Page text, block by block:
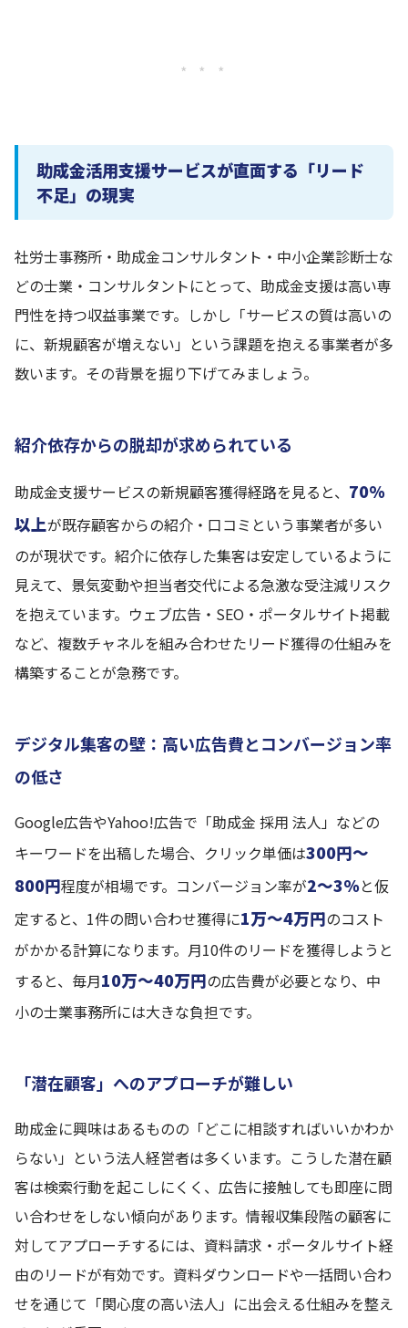
* * *
助成金活用支援サービスが直面する「リード
不足」の現実
社労士事務所・助成金コンサルタント・中小企業診断士な
どの士業・コンサルタントにとって、助成金支援は高い専
門性を持つ収益事業です。しかし「サービスの質は高いの
に、新規顧客が増えない」という課題を抱える事業者が多
数います。その背景を掘り下げてみましょう。
紹介依存からの脱却が求められている
助成金支援サービスの新規顧客獲得経路を見ると、 70%
以上が既存顧客からの紹介・口コミという事業者が多い
のが現状です。紹介に依存した集客は安定しているように
見えて、景気変動や担当者交代による急激な受注減リスク
を抱えています。ウェブ広告・SEO・ポータルサイト掲載
など、複数チャネルを組み合わせたリード獲得の仕組みを
構築することが急務です。
デジタル集客の壁：高い広告費とコンバージョン率
の低さ
Google広告やYahoo!広告で「助成金 採用 法人」などの
キーワードを出稿した場合、クリック単価は300円〜
800円程度が相場です。コンバージョン率が2〜3%と仮
定すると、1件の問い合わせ獲得に1万〜4万円のコスト
がかかる計算になります。月10件のリードを獲得しようと
すると、毎月10万〜40万円の広告費が必要となり、中
小の士業事務所には大きな負担です。
「潜在顧客」へのアプローチが難しい
助成金に興味はあるものの「どこに相談すればいいかわか
らない」という法人経営者は多くいます。こうした潜在顧
客は検索行動を起こしにくく、広告に接触しても即座に問
い合わせをしない傾向があります。情報収集段階の顧客に
対してアプローチするには、資料請求・ポータルサイト経
由のリードが有効です。資料ダウンロードや一括問い合わ
せを通じて「関心度の高い法人」に出会える仕組みを整え